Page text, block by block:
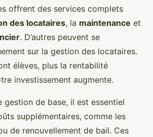
offrent des services complets
des locataires, la maintenance et
. D’autres peuvent se
sur la gestion des locataires.
élèves, plus la rentabilité
investissement augmente.
gestion de base, il est essentiel
supplémentaires, comme les
de renouvellement de bail. Ces